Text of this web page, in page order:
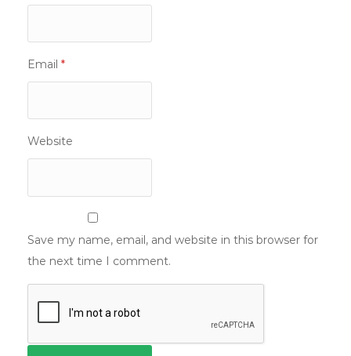
Email *
Website
Save my name, email, and website in this browser for
the next time I comment.